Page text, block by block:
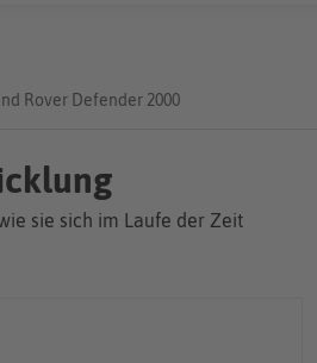
Rover Defender 2000
sie sich im Laufe der Zeit